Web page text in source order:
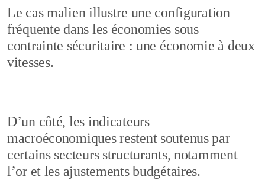
Le cas malien illustre une configuration
fréquente dans les économies sous
contrainte sécuritaire : une économie à deux
vitesses.
D’un côté, les indicateurs
macroéconomiques restent soutenus par
certains secteurs structurants, notamment
l’or et les ajustements budgétaires.